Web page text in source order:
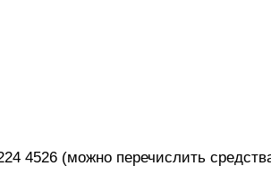
4526 (можно перечислить